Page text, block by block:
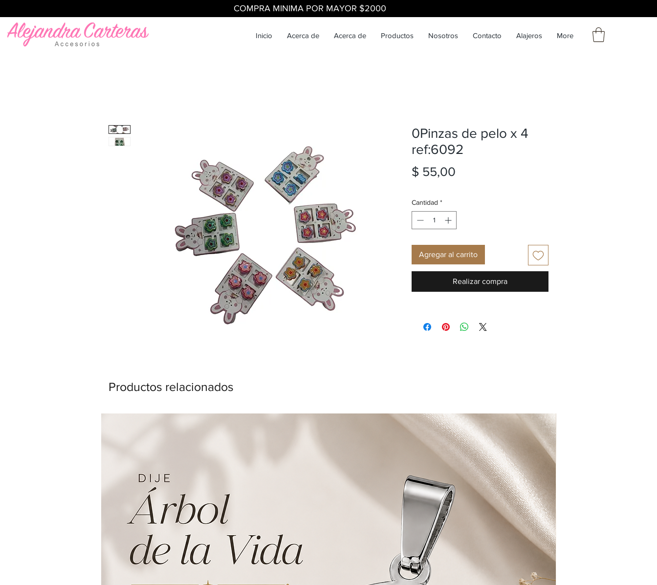
COMPRA MINIMA POR MAYOR $2000
Inicio Acerca de Acerca de Productos Nosotros Contacto Alajeros More
0Pinzas de pelo x 4
ref:6092
$ 55,00
Cantidad *
Agregar al carrito
Realizar compra
Productos relacionados